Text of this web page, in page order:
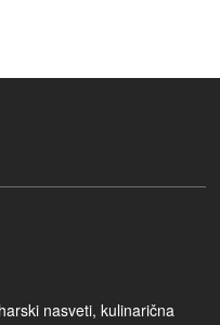
nasveti, kulinarična